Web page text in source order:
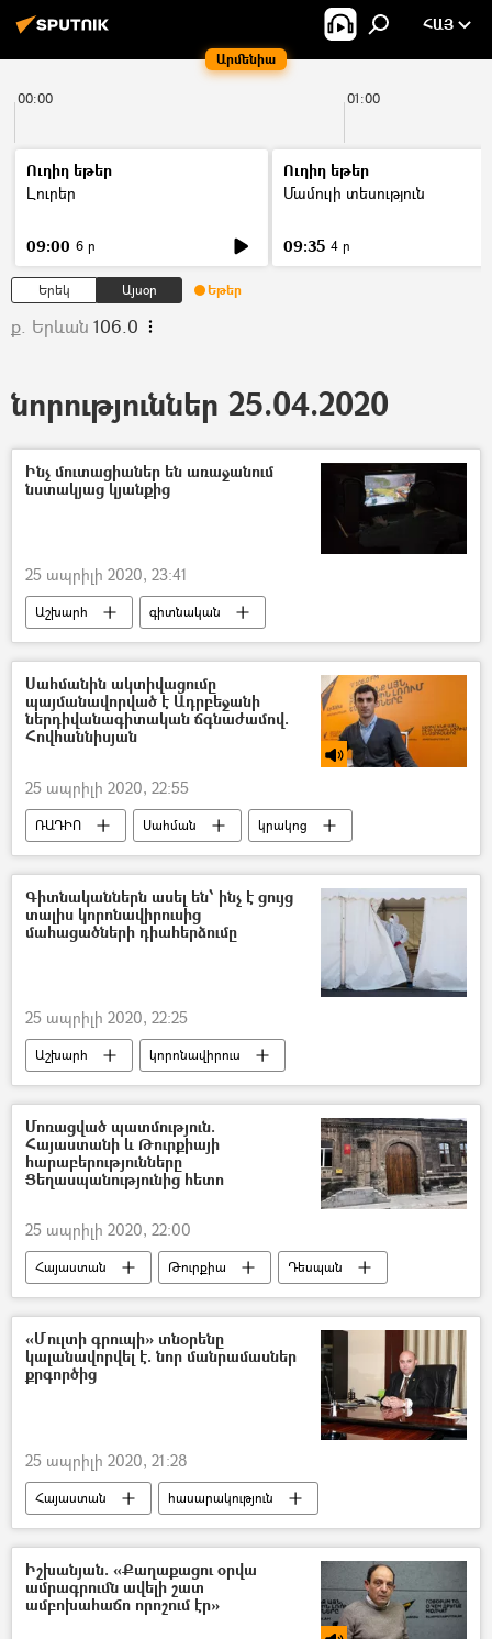
Արմենիա
ՀԱՅ
00:00 01:00
Ուղիղ եթեր
Լուրեր
09:00 6 ր
Ուղիղ եթեր
Մամուլի տեսություն
09:35 4 ր
Երեկ Այսօր Եթեր
ք. Երևան 106.0
նորություններ 25.04.2020
Ինչ մուտացիաներ են առաջանում
նստակյաց կյանքից
25 ապրիլի 2020, 23:41
Աշխարհ գիտնական
Սահմանին ակտիվացումը
պայմանավորված է Ադրբեջանի
ներդիվանագիտական ճգնաժամով.
Հովհաննիսյան
25 ապրիլի 2020, 22:55
ՌԱԴԻՈ Սահման
կրակոց
Տարոն Հովհաննիսյան
Ադրբեջան
ադրբեջանցի
հայ-ադրբեջանական
Գիտնականներն ասել են՝ ինչ է ցույց
տալիս կորոնավիրուսից
մահացածների դիահերձումը
25 ապրիլի 2020, 22:25
Աշխարհ
կորոնավիրուս
դիահերձարան
գիտնական
հիվանդ
Կորոնավիրուսը աշխարհում
Մոռացված պատմություն.
Հայաստանի և Թուրքիայի
հարաբերությունները
Ցեղասպանությունից հետո
25 ապրիլի 2020, 22:00
Հայաստան Թուրքիա
Դեսպան
դեսպանատուն
«Մուլտի գրուպի» տնօրենը
կալանավորվել է. նոր մանրամասներ
քրգործից
25 ապրիլի 2020, 21:28
Հայաստան
հասարակություն
Սեդրակ Առուստամյան
կալանավորել
Քրեական գործ
Իշխանյան. «Քաղաքացու օրվա
ամրագրումն ավելի շատ
ամբոխահաճո որոշում էր»